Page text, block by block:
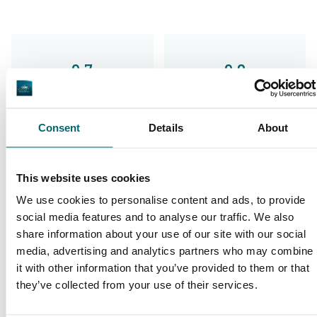
Consent Details About
This website uses cookies
We use cookies to personalise content and ads, to provide
social media features and to analyse our traffic. We also
share information about your use of our site with our social
media, advertising and analytics partners who may combine
it with other information that you’ve provided to them or that
they’ve collected from your use of their services.
9,7 9,2
9,4
Unser Angebot
9,3
Betreuung